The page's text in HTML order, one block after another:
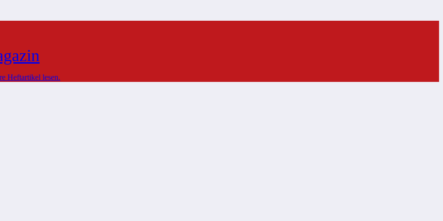
Heftartikel lesen.